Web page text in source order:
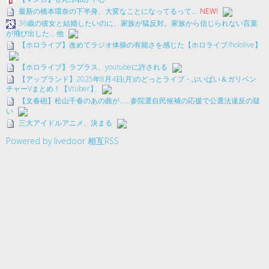
最新の橋本環奈の下半身、大変なことになってるって... NEW!
36歳の彼女と結婚したいのに、家族が猛反対。家族から信じられない言葉
が飛び出した… 他
【ホロライブ】改めてラジオ体操の有能さを感じた【ホロライブ/hololive】
【ホロライブ】ラプラス、youtubeに許される
【アップランド】2025年8月4日(月)のどっとライブ・ぶいぱい＆ガリベン
チャーVまとめ！【Vtuber】
【文春砲】松山千春のあの曲が……参院選自民候補の応援で公選法違反の疑
い
三大アイドルアニメ、決まる
Powered by livedoor 相互RSS